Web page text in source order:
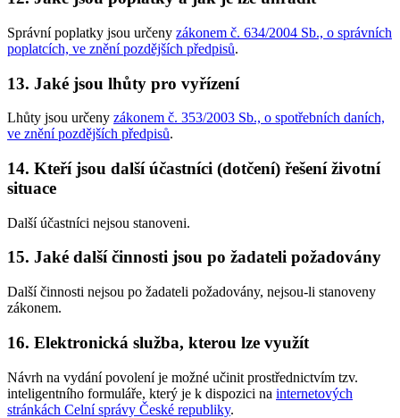
Správní poplatky jsou určeny zákonem č. 634/2004 Sb., o správních
poplatcích, ve znění pozdějších předpisů.
13. Jaké jsou lhůty pro vyřízení
Lhůty jsou určeny zákonem č. 353/2003 Sb., o spotřebních daních,
ve znění pozdějších předpisů.
14. Kteří jsou další účastníci (dotčení) řešení životní
situace
Další účastníci nejsou stanoveni.
15. Jaké další činnosti jsou po žadateli požadovány
Další činnosti nejsou po žadateli požadovány, nejsou-li stanoveny
zákonem.
16. Elektronická služba, kterou lze využít
Návrh na vydání povolení je možné učinit prostřednictvím tzv.
inteligentního formuláře, který je k dispozici na internetových
stránkách Celní správy České republiky.